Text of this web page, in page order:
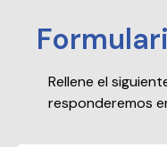
Rellene el
responderemos